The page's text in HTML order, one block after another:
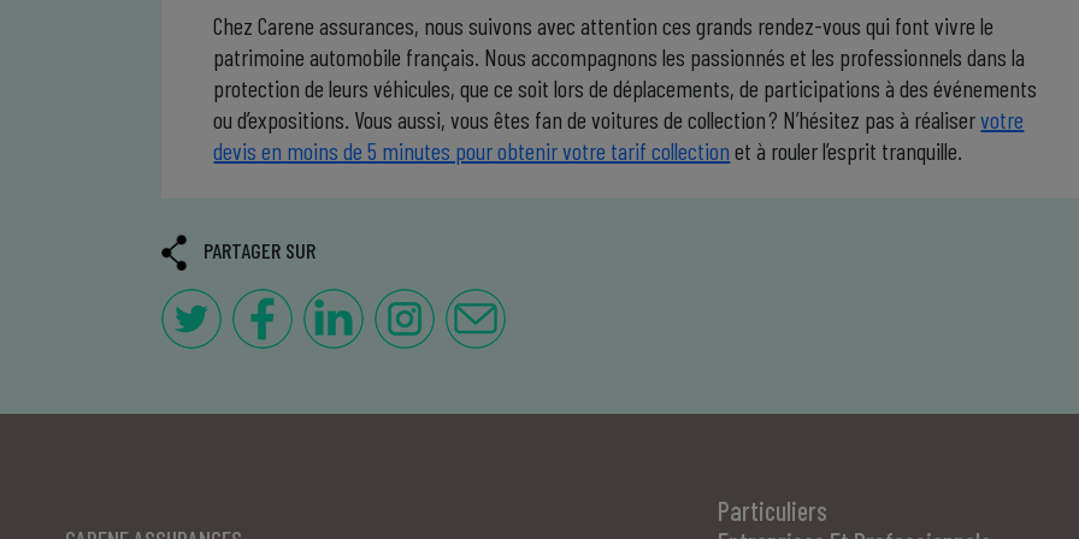
Chez Carene assurances, nous suivons avec attention ces grands rendez-vous qui font vivre le
patrimoine automobile français. Nous accompagnons les passionnés et les professionnels dans la
protection de leurs véhicules, que ce soit lors de déplacements, de participations à des événements
ou d’expositions. Vous aussi, vous êtes fan de voitures de collection ? N’hésitez pas à réaliservotre
devis en moins de 5 minutes pour obtenir votre tarif collection et à rouler l’esprit tranquille.
PARTAGER SUR
Particuliers